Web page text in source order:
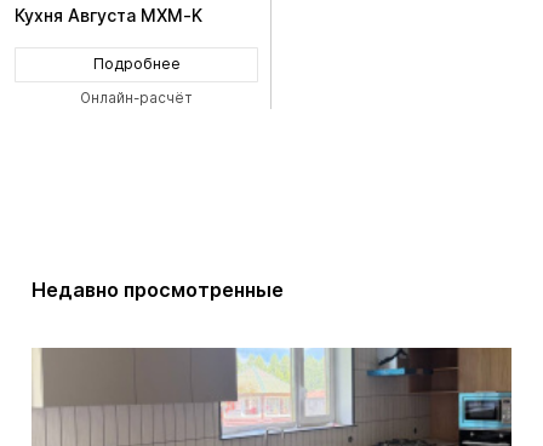
Кухня Августа MXM-K
Подробнее
Онлайн-расчёт
Недавно просмотренные